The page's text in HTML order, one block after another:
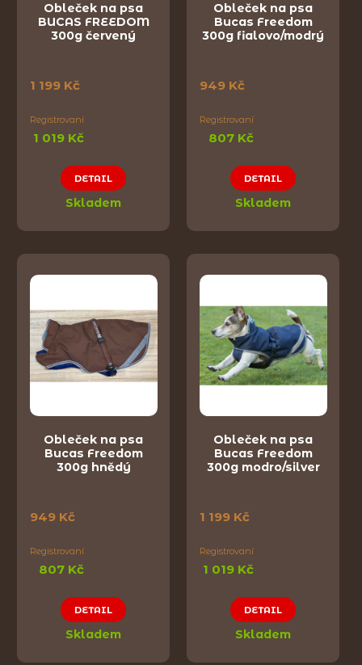
Obleček na psa
BUCAS FREEDOM
300g červený
1 199 Kč
Registrovaní
1 019 Kč
DETAIL
Skladem
Obleček na psa
Bucas Freedom
300g fialovo/modrý
949 Kč
Registrovaní
807 Kč
DETAIL
Skladem
Obleček na psa
Bucas Freedom
300g hnědý
949 Kč
Registrovaní
807 Kč
DETAIL
Skladem
Obleček na psa
Bucas Freedom
300g modro/silver
1 199 Kč
Registrovaní
1 019 Kč
DETAIL
Skladem